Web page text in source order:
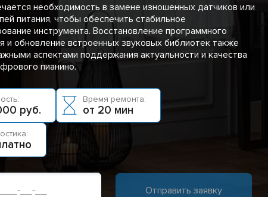
необходимость в замене изношенных датчиков или
питания, чтобы обеспечить стабильное
инструмента. Восстановление программного
и обновление встроенных звуковых библиотек также
аспектами поддержания актуальности и качества
пианино.
руб.
Время ремонта:
от 20 мин